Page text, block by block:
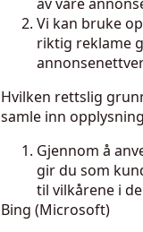
Vi kan bruke
riktig reklame
Hvilken rettslig
samle inn
Gjennom å
gir du som
til vilkårene i
Bing (Microsoft)